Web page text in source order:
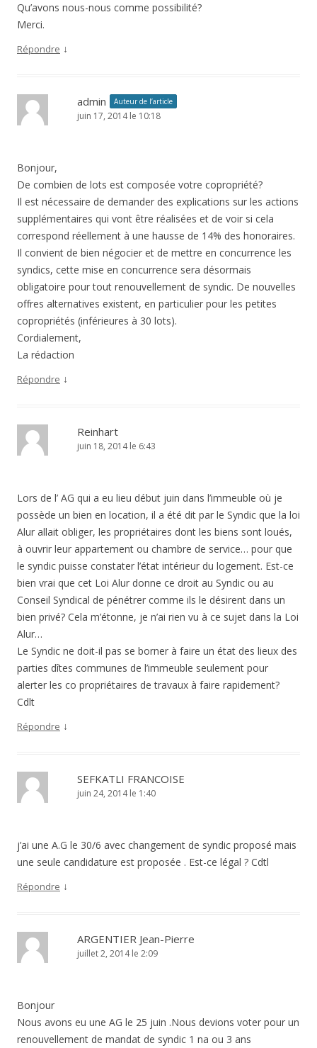
Qu’avons nous-nous comme possibilité?
Merci.
Répondre ↓
admin Auteur de l’article
juin 17, 2014 le 10:18
Bonjour,
De combien de lots est composée votre copropriété?
Il est nécessaire de demander des explications sur les actions
supplémentaires qui vont être réalisées et de voir si cela
correspond réellement à une hausse de 14% des honoraires.
Il convient de bien négocier et de mettre en concurrence les
syndics, cette mise en concurrence sera désormais
obligatoire pour tout renouvellement de syndic. De nouvelles
offres alternatives existent, en particulier pour les petites
copropriétés (inférieures à 30 lots).
Cordialement,
La rédaction
Répondre ↓
Reinhart
juin 18, 2014 le 6:43
Lors de l’ AG qui a eu lieu début juin dans l’immeuble où je
possède un bien en location, il a été dit par le Syndic que la loi
Alur allait obliger, les propriétaires dont les biens sont loués,
à ouvrir leur appartement ou chambre de service… pour que
le syndic puisse constater l’état intérieur du logement. Est-ce
bien vrai que cet Loi Alur donne ce droit au Syndic ou au
Conseil Syndical de pénétrer comme ils le désirent dans un
bien privé? Cela m’étonne, je n’ai rien vu à ce sujet dans la Loi
Alur…
Le Syndic ne doit-il pas se borner à faire un état des lieux des
parties dîtes communes de l’immeuble seulement pour
alerter les co propriétaires de travaux à faire rapidement?
Cdlt
Répondre ↓
SEFKATLI FRANCOISE
juin 24, 2014 le 1:40
j’ai une A.G le 30/6 avec changement de syndic proposé mais
une seule candidature est proposée . Est-ce légal ? Cdtl
Répondre ↓
ARGENTIER Jean-Pierre
juillet 2, 2014 le 2:09
Bonjour
Nous avons eu une AG le 25 juin .Nous devions voter pour un
renouvellement de mandat de syndic 1 na ou 3 ans